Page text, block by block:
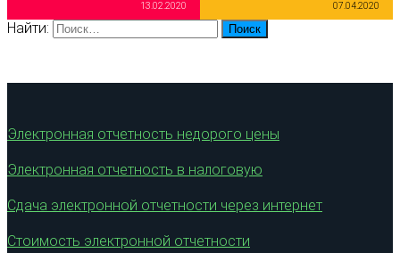
13.02.2020 07.04.2020
Найти:
Электронная отчетность недорого цены
Электронная отчетность в налоговую
Сдача электронной отчетности через интернет
Стоимость электронной отчетности